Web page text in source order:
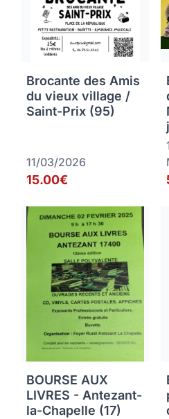
Brocante des Amis
du vieux village /
Saint-Prix (95)
11/03/2026
15.00€
BOURSE AUX
LIVRES - Antezant-
la-Chapelle (17)